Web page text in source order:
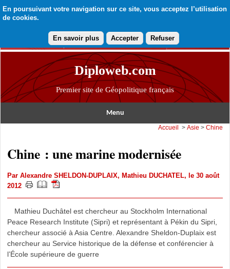
En poursuivant votre navigation sur ce site, vous acceptez l’utilisation
de cookies.
En savoir plus Accepter Refuser
Diploweb.com
Premier site de Géopolitique français
Menu
Accueil >Asie >Chine
Chine : une marine modernisée
Par Alexandre SHELDON-DUPLAIX, Mathieu DUCHATEL, le 30 août
2012
Mathieu Duchâtel est chercheur au Stockholm International
Peace Research Institute (Sipri) et représentant à Pékin du Sipri,
chercheur associé à Asia Centre. Alexandre Sheldon-Duplaix est
chercheur au Service historique de la défense et conférencier à
l’École supérieure de guerre